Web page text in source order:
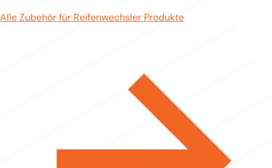
Alle Zubehör für Reifenwechsler Produkte